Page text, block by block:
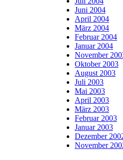
Juni 2004
April 2004
März 2004
Februar 2004
Januar 2004
November
Oktober 2003
August 2003
Juli 2003
Mai 2003
April 2003
März 2003
Februar 2003
Januar 2003
Dezember
November